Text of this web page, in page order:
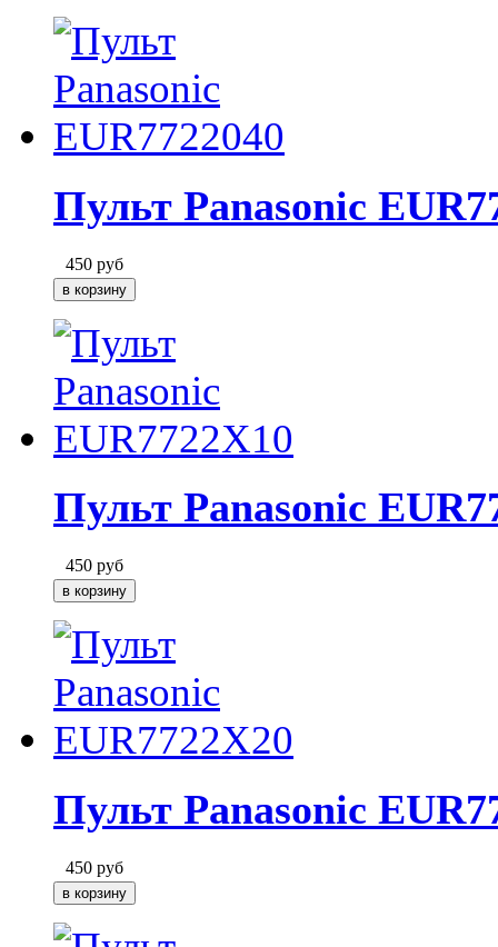
Пульт Panasonic
450 руб
Пульт Panasonic
450 руб
Пульт Panasonic
450 руб